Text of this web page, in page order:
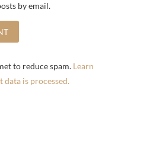
by email.
to reduce spam. Learn
is processed.